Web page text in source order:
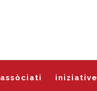
assòciati iniziative